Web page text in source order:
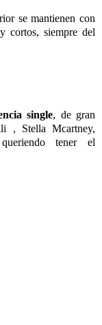
se mantienen con
cortos, siempre del
single, de gran
, Stella Mcartney,
tener el